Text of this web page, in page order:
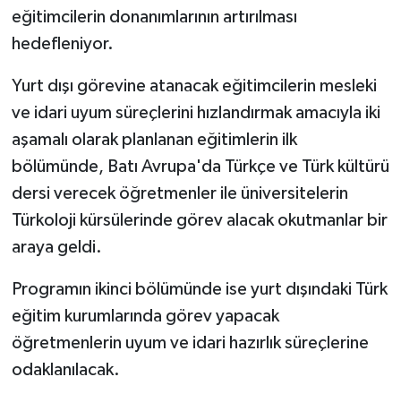
eğitimcilerin donanımlarının artırılması
hedefleniyor.
Yurt dışı görevine atanacak eğitimcilerin mesleki
ve idari uyum süreçlerini hızlandırmak amacıyla iki
aşamalı olarak planlanan eğitimlerin ilk
bölümünde, Batı Avrupa'da Türkçe ve Türk kültürü
dersi verecek öğretmenler ile üniversitelerin
Türkoloji kürsülerinde görev alacak okutmanlar bir
araya geldi.
Programın ikinci bölümünde ise yurt dışındaki Türk
eğitim kurumlarında görev yapacak
öğretmenlerin uyum ve idari hazırlık süreçlerine
odaklanılacak.
Vasıta
Yaşam